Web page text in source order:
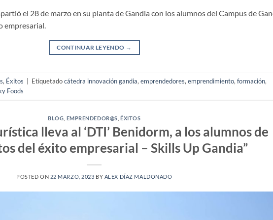
el 28 de marzo en su planta de Gandia con los alumnos del Campus de
empresarial.
CONTINUAR LEYENDO →
, Éxitos Etiquetadocátedra innovación gandia,emprendedores,emprendimiento,formación,
Foods
BLOG EMPRENDEDOR@S ÉXITOS
lleva al ‘DTI’ Benidorm, a los alumnos de
del éxito empresarial – Skills Up Gandia”
POSTED ON 22 MARZO, 2023 BY ALEX DÍAZ MALDONADO